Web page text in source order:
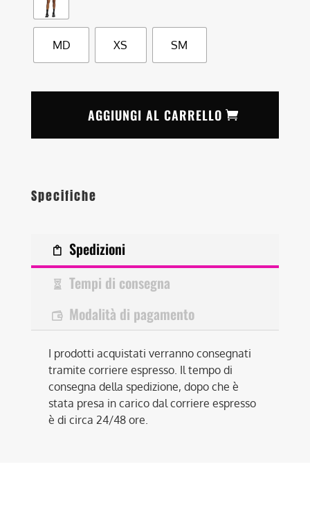
MD XS SM
AGGIUNGI AL CARRELLO
Specifiche
Spedizioni
Tempi di consegna
Modalità di pagamento
I prodotti acquistati verranno consegnati
tramite corriere espresso. Il tempo di
consegna della spedizione, dopo che è
stata presa in carico dal corriere espresso
è di circa 24/48 ore.